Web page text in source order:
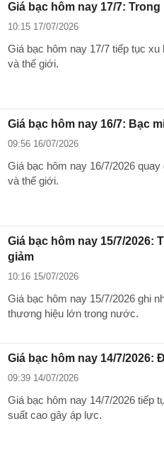
Giá bạc hôm nay 17/7:
10:15 17/07/2026
Giá bạc hôm nay 17/7 tiếp tục
và thế giới.
Giá bạc hôm nay 16/7: Bạc
09:56 16/07/2026
Giá bạc hôm nay 16/7/2026
và thế giới.
Giá bạc hôm nay 15/7/2026:
giảm
10:16 15/07/2026
Giá bạc hôm nay 15/7/2026 ghi
thương hiệu lớn trong nước.
Giá bạc hôm nay 14/7/2026:
09:39 14/07/2026
Giá bạc hôm nay 14/7/2026 tiếp
suất cao gây áp lực.